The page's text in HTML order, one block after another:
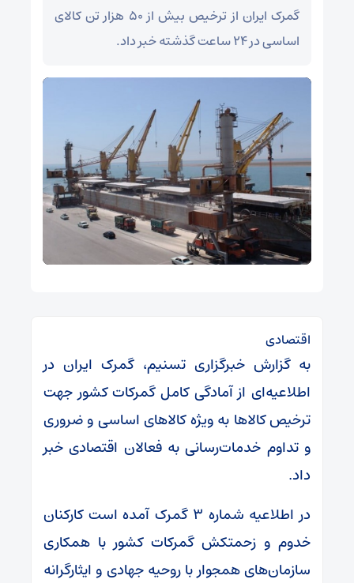
گمرک ایران از ترخیص بیش از ۵۰ هزار تن کالای
اساسی در ۲۴ ساعت گذشته خبر داد.
اقتصادی
به گزارش خبرگزاری تسنیم، گمرک ایران در
اطلاعیه‌ای از آمادگی کامل گمرکات کشور جهت
ترخیص کالا‌ها به ویژه کالا‌های اساسی و ضروری
و تداوم خدمات‌رسانی به فعالان اقتصادی خبر
داد.
در اطلاعیه شماره ۳ گمرک آمده است کارکنان
خدوم و زحمتکش گمرکات کشور با همکاری
سازمان‌های همجوار با روحیه جهادی و ایثارگرانه